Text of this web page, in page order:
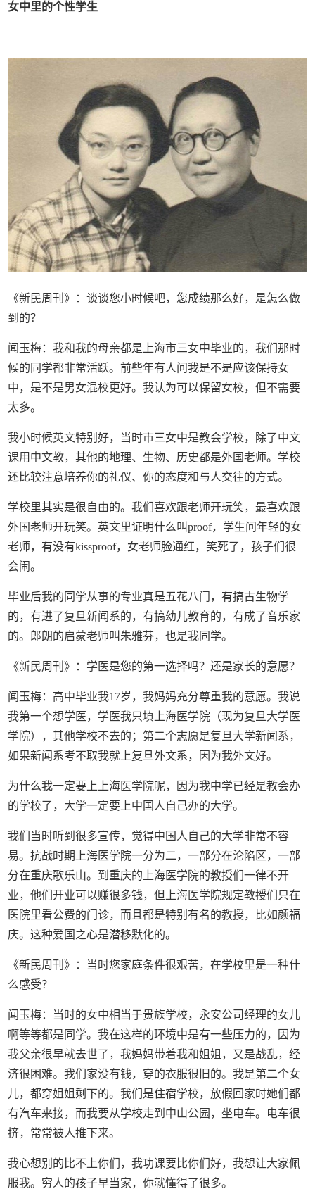
女中里的个性学生
《新民周刊》：谈谈您小时候吧，您成绩那么好，是怎么做
到的？
闻玉梅：我和我的母亲都是上海市三女中毕业的，我们那时
候的同学都非常活跃。前些年有人问我是不是应该保持女
中，是不是男女混校更好。我认为可以保留女校，但不需要
太多。
我小时候英文特别好，当时市三女中是教会学校，除了中文
课用中文教，其他的地理、生物、历史都是外国老师。学校
还比较注意培养你的礼仪、你的态度和与人交往的方式。
学校里其实是很自由的。我们喜欢跟老师开玩笑，最喜欢跟
外国老师开玩笑。英文里证明什么叫proof，学生问年轻的女
老师，有没有kissproof，女老师脸通红，笑死了，孩子们很
会闹。
毕业后我的同学从事的专业真是五花八门，有搞古生物学
的，有进了复旦新闻系的，有搞幼儿教育的，有成了音乐家
的。郎朗的启蒙老师叫朱雅芬，也是我同学。
《新民周刊》：学医是您的第一选择吗？还是家长的意愿？
闻玉梅：高中毕业我17岁，我妈妈充分尊重我的意愿。我说
我第一个想学医，学医我只填上海医学院（现为复旦大学医
学院），其他学校不去的；第二个志愿是复旦大学新闻系，
如果新闻系考不取我就上复旦外文系，因为我外文好。
为什么我一定要上上海医学院呢，因为我中学已经是教会办
的学校了，大学一定要上中国人自己办的大学。
我们当时听到很多宣传，觉得中国人自己的大学非常不容
易。抗战时期上海医学院一分为二，一部分在沦陷区，一部
分在重庆歌乐山。到重庆的上海医学院的教授们一律不开
业，他们开业可以赚很多钱，但上海医学院规定教授们只在
医院里看公费的门诊，而且都是特别有名的教授，比如颜福
庆。这种爱国之心是潜移默化的。
《新民周刊》：当时您家庭条件很艰苦，在学校里是一种什
么感受？
闻玉梅：当时的女中相当于贵族学校，永安公司经理的女儿
啊等等都是同学。我在这样的环境中是有一些压力的，因为
我父亲很早就去世了，我妈妈带着我和姐姐，又是战乱，经
济很困难。我们家没有钱，穿的衣服很旧的。我是第二个女
儿，都穿姐姐剩下的。我们是住宿学校，放假回家时她们都
有汽车来接，而我要从学校走到中山公园，坐电车。电车很
挤，常常被人推下来。
我心想别的比不上你们，我功课要比你们好，我想让大家佩
服我。穷人的孩子早当家，你就懂得了很多。